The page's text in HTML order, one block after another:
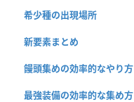
希少種の出現場所
新要素まとめ
饅頭集めの効率的なやり方
最強装備の効率的な集め方